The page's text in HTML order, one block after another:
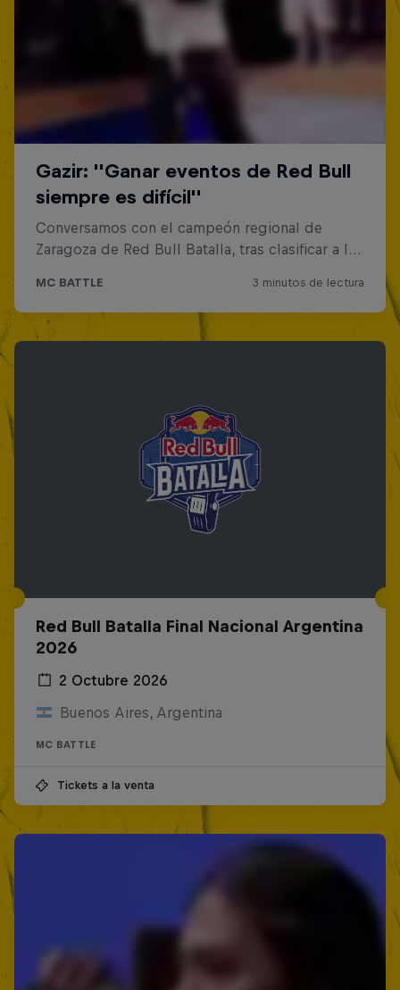
Red Bull Batalla Final Nacional Argentina
2026
2 Octubre 2026
Buenos Aires, Argentina
MC BATTLE
Tickets a la venta